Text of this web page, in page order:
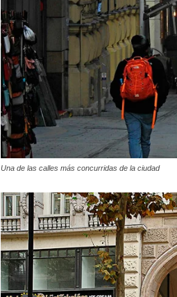
Una de las calles más concurridas de la ciudad